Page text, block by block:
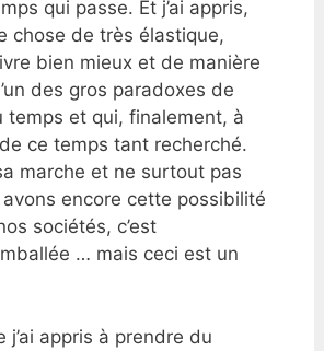
qui passe. Et j’ai appris,
chose de très élastique,
bien mieux et de manière
des gros paradoxes de
temps et qui, finalement, à
ce temps tant recherché.
marche et ne surtout pas
encore cette possibilité
sociétés, c’est
… mais ceci est un
appris à prendre du